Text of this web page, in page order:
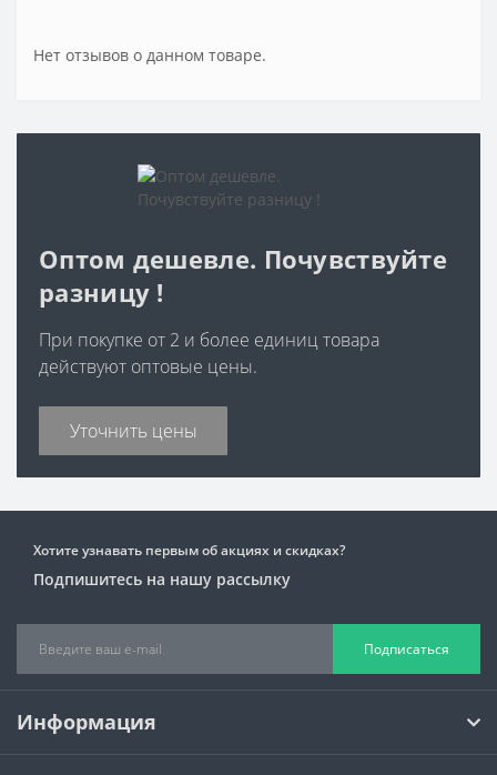
Нет отзывов о данном товаре.
Оптом дешевле. Почувствуйте
разницу !
При покупке от 2 и более единиц товара
действуют оптовые цены.
Уточнить цены
Хотите узнавать первым об акциях и скидках?
Подпишитесь на нашу рассылку
Подписаться
Информация